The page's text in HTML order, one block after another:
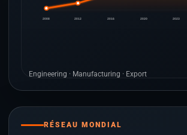
2008 2012 2016 2020 2023
Engineering · Manufacturing · Export
RÉSEAU MONDIAL